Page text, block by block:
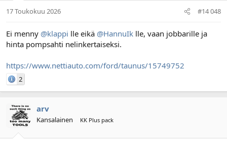
17 Toukokuu 2026 #14 048
Ei menny @klappi lle eikä @HannuIk lle, vaan jobbarille ja
hinta pompsahti nelinkertaiseksi.
https://www.nettiauto.com/ford/taunus/15749752
2
arv
Kansalainen KK Plus pack